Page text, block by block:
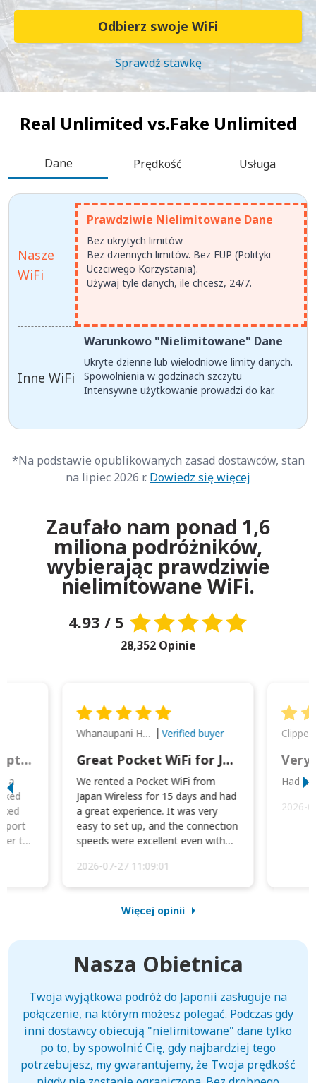
Odbierz swoje WiFi
Sprawdź stawkę
Real Unlimited vs.Fake Unlimited
Dane Prędkość Usługa
Nasze
WiFi
Inne WiFi
Prawdziwie Nielimitowane Dane
Bez ukrytych limitów
Bez dziennych limitów. Bez FUP (Polityki
Uczciwego Korzystania).
Używaj tyle danych, ile chcesz, 24/7.
Warunkowo "Nielimitowane" Dane
Ukryte dzienne lub wielodniowe limity danych.
Spowolnienia w godzinach szczytu
Intensywne użytkowanie prowadzi do kar.
*Na podstawie opublikowanych zasad dostawców, stan
na lipiec 2026 r. Dowiedz się więcej
Zaufało nam ponad 1,6
miliona podróżników,
wybierając prawdziwie
nielimitowane WiFi.
4.93 / 5
28,352 Opinie
This was wonderful option to a family of four. Everything worked smoothly.
a
to
Whanaupani Henry Joseph Macown Verified buyer
Great Pocket WiFi for Japan Travel
We rented a Pocket WiFi from
Japan Wireless for 15 days and had
a great experience. It was very
easy to set up, and the connection
speeds were excellent even with
2026-07-27 11:09:01
Very
Had
2026-
Więcej opinii
Nasza Obietnica
Twoja wyjątkowa podróż do Japonii zasługuje na
połączenie, na którym możesz polegać. Podczas gdy
inni dostawcy obiecują "nielimitowane" dane tylko
po to, by spowolnić Cię, gdy najbardziej tego
potrzebujesz, my gwarantujemy, że Twoja prędkość